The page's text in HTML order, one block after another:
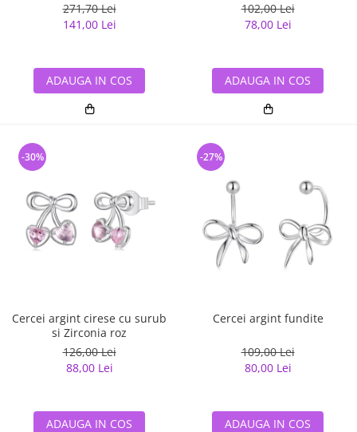
271,70 Lei
141,00 Lei
ADAUGA IN COS
102,00 Lei
78,00 Lei
ADAUGA IN COS
Cercei argint cirese cu surub
si Zirconia roz
126,00 Lei
88,00 Lei
-30%
ADAUGA IN COS
Cercei argint fundite
109,00 Lei
80,00 Lei
-27%
ADAUGA IN COS